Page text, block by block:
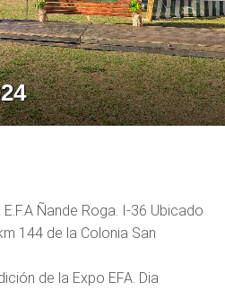
Ñande Roga. I-36 Ubicado
144 de la Colonia San
de la Expo EFA. Dia